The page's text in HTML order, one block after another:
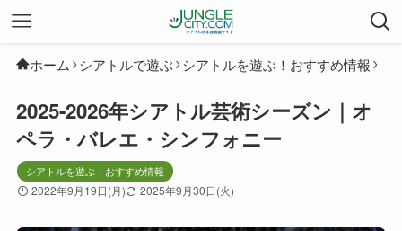
ホーム シアトルで遊ぶ シアトルを遊ぶ！おすすめ情報
2025-2026年シアトル芸術シーズン｜オ
ペラ・バレエ・シンフォニー
シアトルを遊ぶ！おすすめ情報
2022年9月19日(月) 2025年9月30日(火)